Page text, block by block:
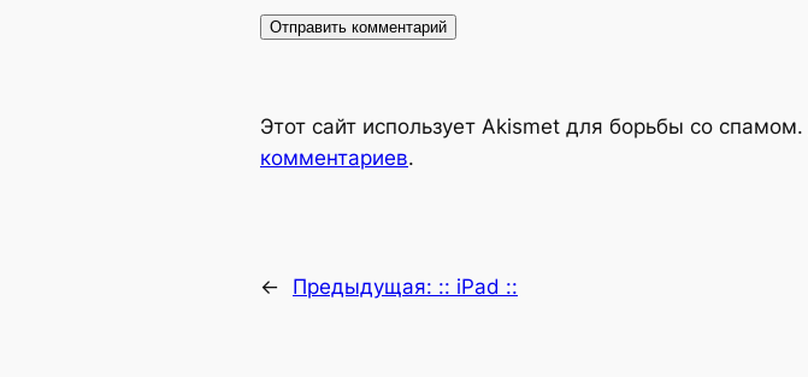
Этот сайт использует Akismet для борьбы со спамом.
комментариев.
← Предыдущая: :: iPad ::